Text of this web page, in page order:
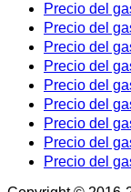
Precio del
Precio del
Precio del
Precio del
Precio del
Precio del
Precio del
Precio del
Precio del